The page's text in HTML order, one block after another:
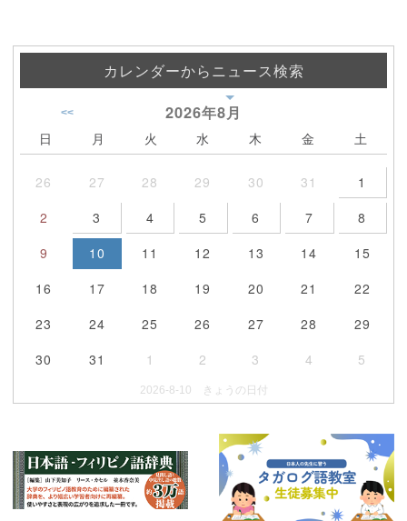
カレンダーからニュース検索
2026年8月
<<
日 月 火 水 木 金 土
26 27 28 29 30 31
1
2
3 4 5 6 7
8
9
10 11 12 13 14
15
16
17 18 19 20 21
22
23
24 25 26 27 28
29
30
31 1 2 3 4 5
2026-8-10 きょうの日付